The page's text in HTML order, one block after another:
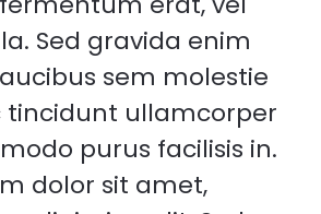
Sed gravida enim
sem molestie
tincidunt ullamcorper
purus facilisis in.
dolor sit amet,